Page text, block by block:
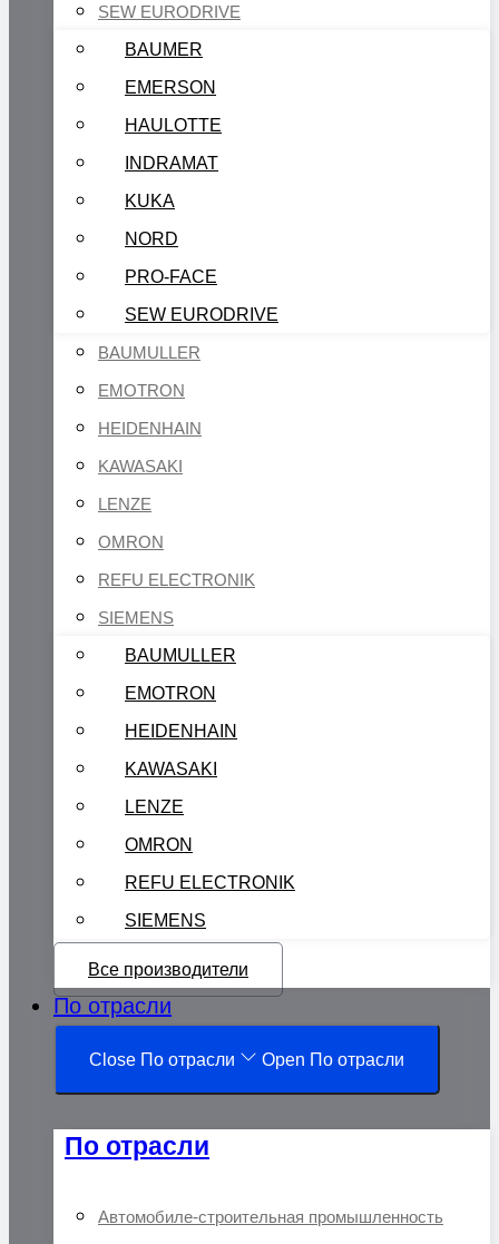
SEW EURODRIVE
BAUMER
EMERSON
HAULOTTE
INDRAMAT
KUKA
NORD
PRO-FACE
SEW EURODRIVE
BAUMULLER
EMOTRON
HEIDENHAIN
KAWASAKI
LENZE
OMRON
REFU ELECTRONIK
SIEMENS
BAUMULLER
EMOTRON
HEIDENHAIN
KAWASAKI
LENZE
OMRON
REFU ELECTRONIK
SIEMENS
Все производители
По отрасли
Close По отрасли Open По отрасли
По отрасли
Автомобиле-строительная промышленность